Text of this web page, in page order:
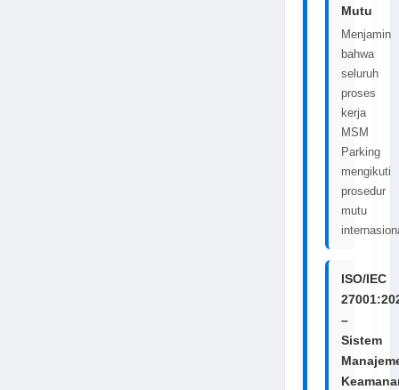
Mutu
Menjamin
bahwa
seluruh
proses
kerja
MSM
Parking
mengikuti
prosedur
mutu
ISO/IEC
–
Sistem